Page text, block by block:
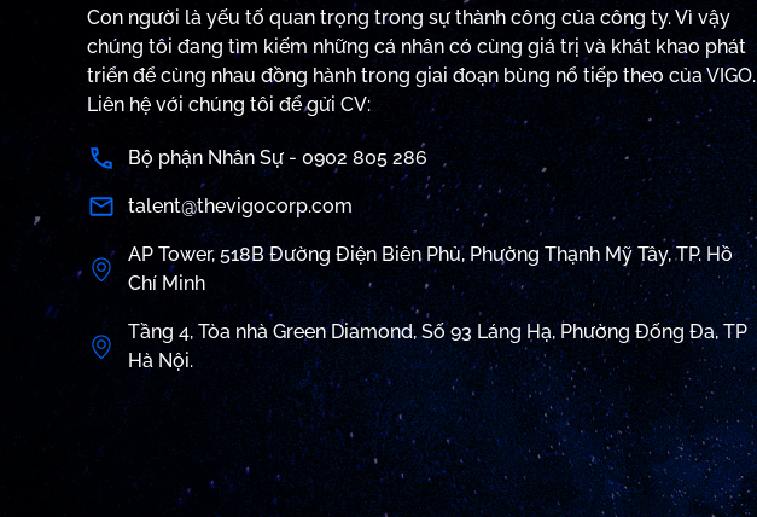
Con người là yếu tố quan trọng trong sự thành công của công ty. Vì vậy
chúng tôi đang tìm kiếm những cá nhân có cùng giá trị và khát khao phát
triển để cùng nhau đồng hành trong giai đoạn bùng nổ tiếp theo của VIGO.
Liên hệ với chúng tôi để gửi CV:
Bộ phận Nhân Sự - 0902 805 286
talent@thevigocorp.com
AP Tower, 518B Đường Điện Biên Phủ, Phường Thạnh Mỹ Tây, TP. Hồ
Chí Minh
Tầng 4, Tòa nhà Green Diamond, Số 93 Láng Hạ, Phường Đống Đa, TP
Hà Nội.